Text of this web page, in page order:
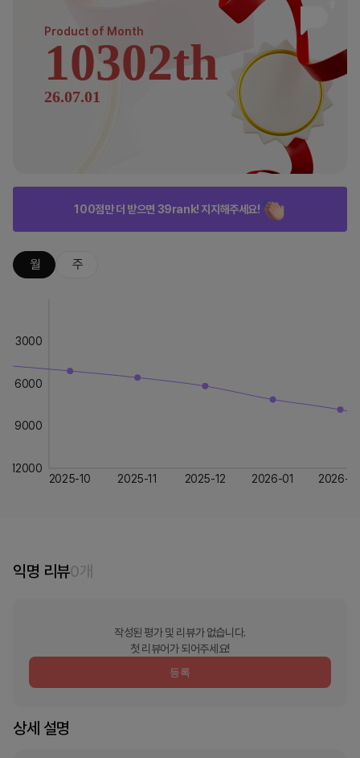
Product of Month
10302th
26.07.01
100점만 더 받으면 39rank! 지지해주세요!
월 주
2025-10 2025-11 2025-12 2026-01 2026-
3000
6000
9000
12000
익명 리뷰0개
작성된 평가 및 리뷰가 없습니다.
첫 리뷰어가 되어주세요!
등록
상세 설명